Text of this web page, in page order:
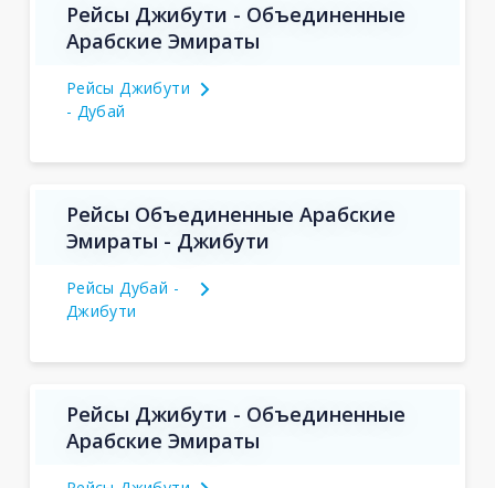
Рейсы Джибути - Объединенные
Арабские Эмираты
Рейсы Джибути
- Дубай
Рейсы Объединенные Арабские
Эмираты - Джибути
Рейсы Дубай -
Джибути
Рейсы Джибути - Объединенные
Арабские Эмираты